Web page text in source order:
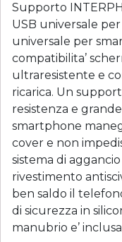
Supporto
USB universale
universale per
compatibilita’
ultraresistente e
ricarica. Un
resistenza e
smartphone
cover e non
sistema di
rivestimento
ben saldo il
di sicurezza in
manubrio e’